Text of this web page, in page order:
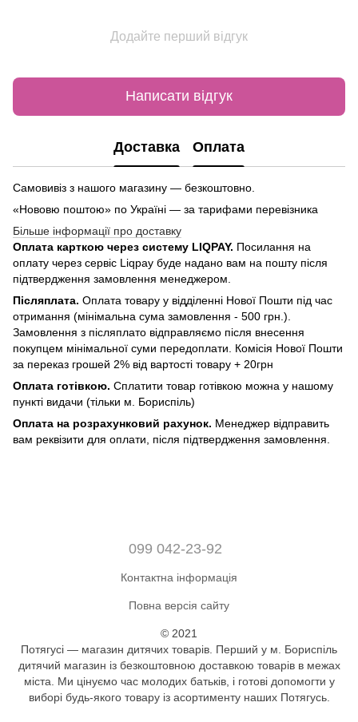
Додайте перший відгук
Написати відгук
Доставка Оплата
Самовивіз з нашого магазину — безкоштовно.
«Нововю поштою» по Україні — за тарифами перевізника
Більше інформації про доставку
Оплата карткою через систему LIQPAY. Посилання на
оплату через сервіс Liqpay буде надано вам на пошту після
підтвердження замовлення менеджером.
Післяплата. Оплата товару у відділенні Нової Пошти під час
отримання (мінімальна сума замовлення - 500 грн.).
Замовлення з післяплато відправляємо після внесення
покупцем мінімальної суми передоплати. Комісія Нової Пошти
за переказ грошей 2% від вартості товару + 20грн
Оплата готівкою. Сплатити товар готівкою можна у нашому
пункті видачи (тільки м. Бориспіль)
Оплата на розрахунковий рахунок. Менеджер відправить
вам реквізити для оплати, після підтвердження замовлення.
099 042-23-92
Контактна інформація
Повна версія сайту
© 2021
Потягусі — магазин дитячих товарів. Перший у м. Бориспіль
дитячий магазин із безкоштовною доставкою товарів в межах
міста. Ми цінуємо час молодих батьків, і готові допомогти у
виборі будь-якого товару із асортименту наших Потягусь.